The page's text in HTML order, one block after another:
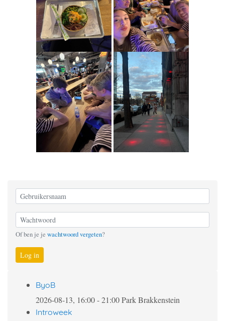
Of ben je je wachtwoord vergeten?
Log in
ByoB
2026-08-13, 16:00-21:00Park Brakkenstein
Introweek